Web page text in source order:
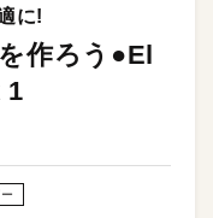
に!
作ろう●El
1